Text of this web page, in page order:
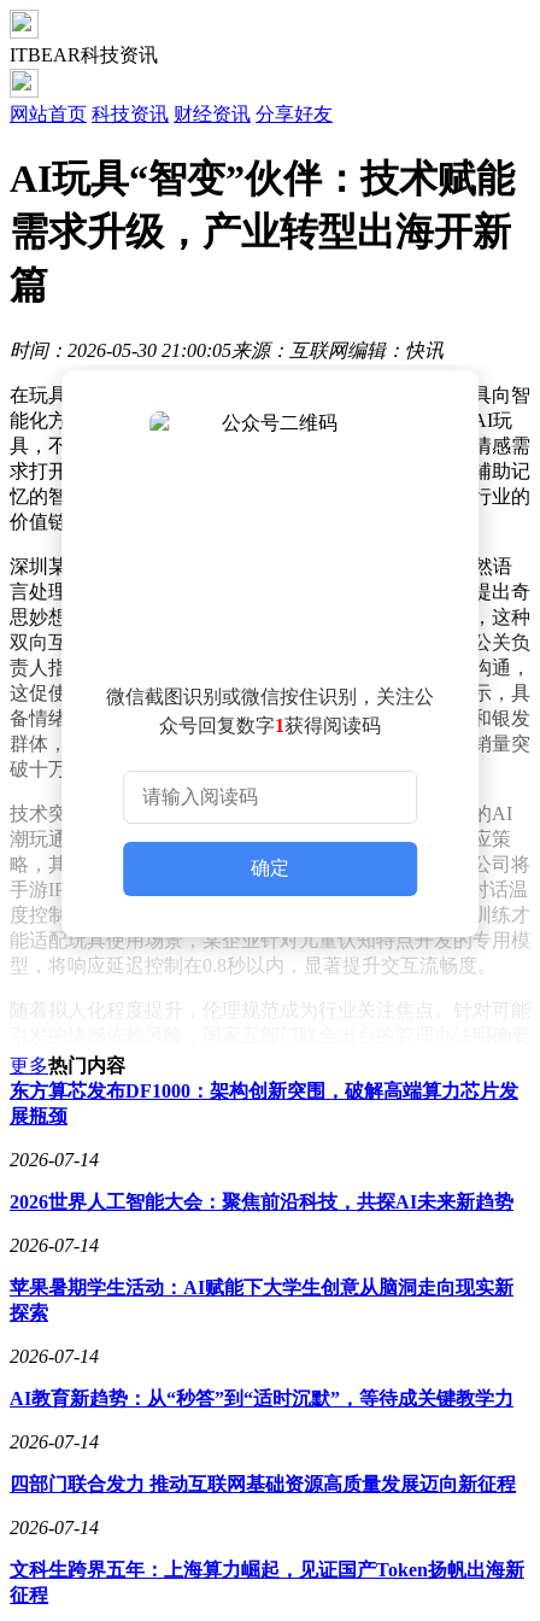
ITBEAR科技资讯
网站首页 科技资讯 财经资讯 分享好友
AI玩具“智变”伙伴：技术赋能
需求升级，产业转型出海开新
篇
时间：2026-05-30 21:00:05来源：互联网编辑：快讯
在玩具市场的最新变革中，人工智能技术正推动传统玩具向智
能化方向加速演进。具备情感交互、个性化陪伴功能的AI玩
具，不仅在儿童群体中广受欢迎，更通过满足全年龄段情感需
求打开更广阔市场。从能理解用户情绪的毛绒玩偶到可辅助记
忆的智能设备，这些融合前沿技术的产品正在重构玩具行业的
价值链条。
深圳某科技企业推出的奥特曼联名AI玩具，通过内置自然语
言处理系统，能够以经典角色口吻与用户对话。当儿童提出奇
思妙想时，玩具会结合角色设定给出富有想象力的回应，这种
双向互动模式突破了传统玩具单向输出的局限。该公司公关负
责人指出，现代家长更关注产品能否在陪伴中促进亲子沟通，
这促使企业从功能开发转向情感价值创造。市场调研显示，具
备情绪感知能力的智能玩具用户覆盖面已扩展至青少年和银发
群体，某款支持社交功能的毛绒挂件在年轻消费者中月销量突
破十万件。
技术突破为玩具智能化提供核心支撑。上海某企业研发的AI
潮玩通过多模态感知系统，可识别用户微表情并调整回应策
略，其记忆功能能存储超过千条交互记录。浙江某上市公司将
手游IP转化为家庭陪伴机器人，通过情感计算模型实现对话温
度控制。技术专家强调，通用大模型需经过场景化深度训练才
能适配玩具使用场景，某企业针对儿童认知特点开发的专用模
型，将响应延迟控制在0.8秒以内，显著提升交互流畅度。
随着拟人化程度提升，伦理规范成为行业关注焦点。针对可能
求建立身份提示机制，防止用户将虚拟陪伴误认为真实人际关
系。同济大学相关学者表示，新规通过分级监管平衡创新与安
全，例如要求面向未成年人的产品设置交互时长提醒，并建立
统，确保用户对话内容仅在本地设备存储。
在浙江义乌，AI玩具正成为外贸新增长点。某商户开发的智
商百万美元订单。当地玩具产业带数据显示，2025年智能品类
出口额同比增长两成，编程机器人、STEAM教育套装等高附
加值产品占比提升至37%。商户们通过与科技公司共建实验
探至百元区间。海关统计显示，东南亚市场对情感陪伴类玩具
需求年增幅达65%，欧洲消费者则更青睐教育属性强的智能建
构产品。
这场由技术驱动的产业变革，正在重塑中国玩具的国际竞争
力。从代工生产到自主创新，企业通过整合芯片设计、算法开
入超过200万设备数据，通过分析用户行为持续优化交互模
型。行业分析师指出，当AI技术与传统文化元素结合，可能
催生新的消费热点，例如搭载AR功能的国潮玩偶正在测试阶
段，这类产品或将开启文化输出新路径。
微信截图识别或微信按住识别，关注公
众号回复数字1获得阅读码
确定
更多热门内容
东方算芯发布DF1000：架构创新突围，破解高端算力芯片发
展瓶颈
2026-07-14
2026世界人工智能大会：聚焦前沿科技，共探AI未来新趋势
2026-07-14
苹果暑期学生活动：AI赋能下大学生创意从脑洞走向现实新
探索
2026-07-14
AI教育新趋势：从“秒答”到“适时沉默”，等待成关键教学力
2026-07-14
四部门联合发力 推动互联网基础资源高质量发展迈向新征程
2026-07-14
文科生跨界五年：上海算力崛起，见证国产Token扬帆出海新
征程